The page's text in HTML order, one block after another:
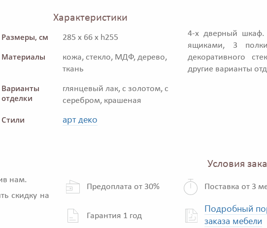
Характеристики
Размеры, см 285 x 66 x h255
Материалы
кожа, стекло, МДФ, дерево,
ткань
Варианты
отделки
глянцевый лак, с золотом, с
серебром, крашеная
Стили арт деко
4-х дверный шкаф.
ящиками, 3
декоративного
другие варианты
нам.
скидку на
Условия
Предоплата от 30% Поставка от 3
Гарантия 1 год
Подробный
заказа мебели